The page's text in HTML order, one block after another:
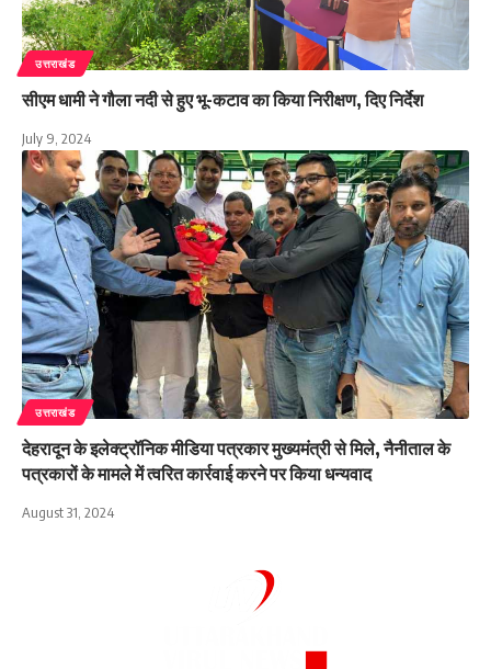
उत्तराखंड
सीएम धामी ने गौला नदी से हुए भू-कटाव का किया निरीक्षण, दिए निर्देश
July 9, 2024
उत्तराखंड
देहरादून के इलेक्ट्रॉनिक मीडिया पत्रकार मुख्यमंत्री से मिले, नैनीताल के
पत्रकारों के मामले में त्वरित कार्रवाई करने पर किया धन्यवाद
August 31, 2024